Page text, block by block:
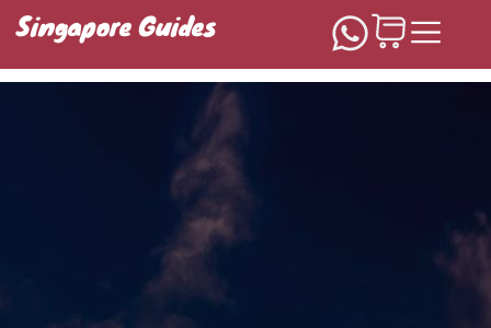
Singapore Guides
Домашняя